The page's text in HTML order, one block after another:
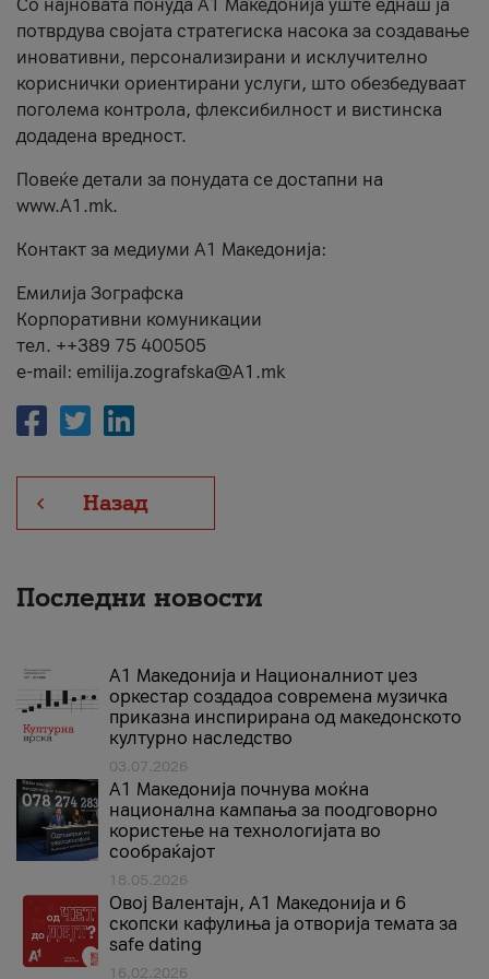
Со најновата понуда А1 Македонија уште еднаш ја
потврдува својата стратегиска насока за создавање
иновативни, персонализирани и исклучително
кориснички ориентирани услуги, што обезбедуваат
поголема контрола, флексибилност и вистинска
додадена вредност.
Повеќе детали за понудата се достапни на
www.А1.mk.
Контакт за медиуми А1 Македонија:
Емилија Зографска
Корпоративни комуникации
тел. ++389 75 400505
e-mail: emilija.zografska@A1.mk
Назад
Последни новости
А1 Македонија и Националниот џез
оркестар создадоа современа музичка
приказна инспирирана од македонското
културно наследство
03.07.2026
A1 Македонија почнува моќна
национална кампања за поодговорно
користење на технологијата во
сообраќајот
18.05.2026
Овој Валентајн, A1 Македонија и 6
скопски кафулиња ја отворија темата за
safe dating
16.02.2026